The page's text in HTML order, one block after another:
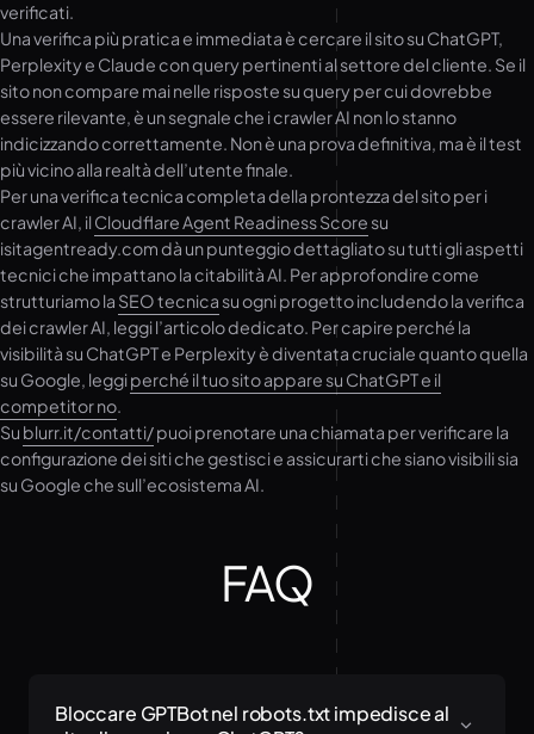
verificati.
Una verifica più pratica e immediata è cercare il sito su ChatGPT,
Perplexity e Claude con query pertinenti al settore del cliente. Se il
sito non compare mai nelle risposte su query per cui dovrebbe
essere rilevante, è un segnale che i crawler AI non lo stanno
indicizzando correttamente. Non è una prova definitiva, ma è il test
più vicino alla realtà dell’utente finale.
Per una verifica tecnica completa della prontezza del sito per i
crawler AI, ilCloudflare Agent Readiness Scoresu
isitagentready.com dà un punteggio dettagliato su tutti gli aspetti
tecnici che impattano la citabilità AI. Per approfondire come
strutturiamo la SEO tecnicasu ogni progetto includendo la verifica
dei crawler AI, leggi l’articolo dedicato. Per capire perché la
visibilità su ChatGPT e Perplexity è diventata cruciale quanto quella
su Google, leggiperché il tuo sito appare su ChatGPT e il
competitor no.
Su blurr.it/contatti/puoi prenotare una chiamata per verificare la
configurazione dei siti che gestisci e assicurarti che siano visibili sia
su Google che sull’ecosistema AI.
FAQ
Bloccare GPTBot nel robots.txt impedisce al